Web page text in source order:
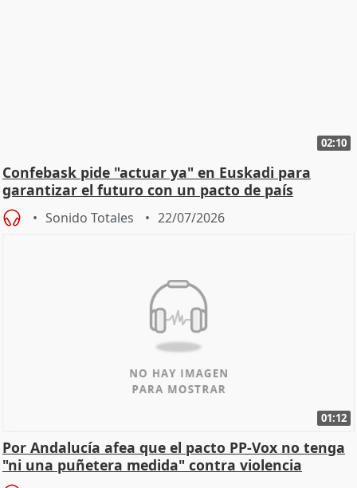
02:10
Confebask pide "actuar ya" en Euskadi para
garantizar el futuro con un pacto de país
Sonido Totales 22/07/2026
01:12
Por Andalucía afea que el pacto PP-Vox no tenga
"ni una puñetera medida" contra violencia
machista